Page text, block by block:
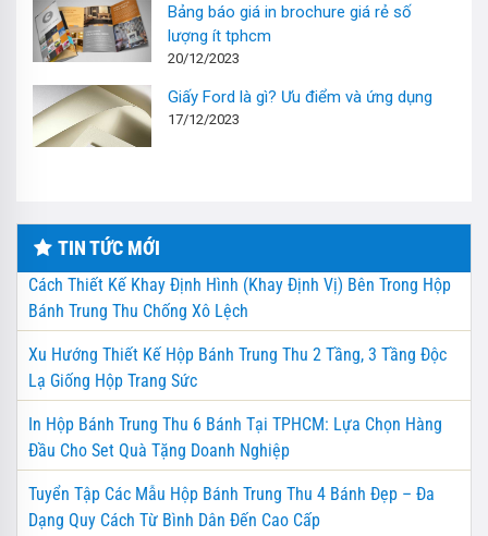
Bảng báo giá in brochure giá rẻ số
lượng ít tphcm
20/12/2023
Giấy Ford là gì? Ưu điểm và ứng dụng
17/12/2023
TIN TỨC MỚI
Cách Thiết Kế Khay Định Hình (Khay Định Vị) Bên Trong Hộp
Bánh Trung Thu Chống Xô Lệch
Xu Hướng Thiết Kế Hộp Bánh Trung Thu 2 Tầng, 3 Tầng Độc
Lạ Giống Hộp Trang Sức
In Hộp Bánh Trung Thu 6 Bánh Tại TPHCM: Lựa Chọn Hàng
Đầu Cho Set Quà Tặng Doanh Nghiệp
Tuyển Tập Các Mẫu Hộp Bánh Trung Thu 4 Bánh Đẹp – Đa
Dạng Quy Cách Từ Bình Dân Đến Cao Cấp